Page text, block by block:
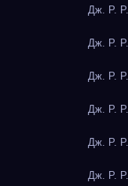
Дж. Р.
Дж. Р.
Дж. Р.
Дж. Р.
Дж. Р.
Дж. Р.